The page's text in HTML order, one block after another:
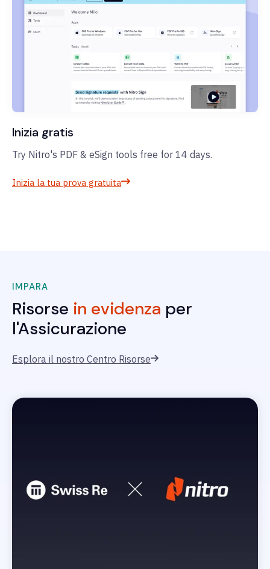
Inizia gratis
Try Nitro's PDF & eSign tools free for 14 days.
Inizia la tua prova gratuita
IMPARA
Risorse in evidenza per
l'Assicurazione
Esplora il nostro Centro Risorse